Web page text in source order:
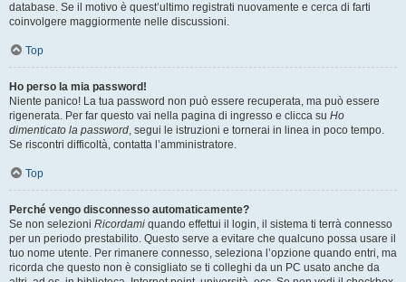
database. Se il motivo è quest’ultimo registrati nuovamente e cerca di farti
coinvolgere maggiormente nelle discussioni.
Top
Ho perso la mia password!
Niente panico! La tua password non può essere recuperata, ma può essere
rigenerata. Per far questo vai nella pagina di ingresso e clicca su Ho
dimenticato la password, segui le istruzioni e tornerai in linea in poco tempo.
Se riscontri difficoltà, contatta l’amministratore.
Top
Perché vengo disconnesso automaticamente?
Se non selezioni Ricordami quando effettui il login, il sistema ti terrà connesso
per un periodo prestabilito. Questo serve a evitare che qualcuno possa usare il
tuo nome utente. Per rimanere connesso, seleziona l’opzione quando entri, ma
ricorda che questo non è consigliato se ti colleghi da un PC usato anche da